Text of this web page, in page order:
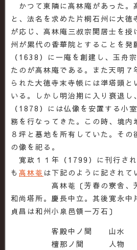
かつて東隣に高林庵があった。
と、法名を求めた片桐石州に大徳
が応じ、高林庵三叔宗関居士を授
州が累代の香華院とすることを発
（1638）に一庵を創建し、玉舟
たのが高林庵である。また天明
られた大徳寺末寺帳には準塔頭と
いる。しかし明治期に入り衰退し
（1878）には仏像を安置する小
務を行なってきた。この時、境内
８坪と墓地を所有していた。その
の像を祀る。
寛政１１年（1799）に刊行さ
も 高林菴 は下記のように記されて
高林菴〔芳春の寮舎、芳
和尚塔所。慶長中立。其後寛永中
貞昌は和州小泉邑領一万石〕
客殿中ノ間 山水
檀那ノ間 人物